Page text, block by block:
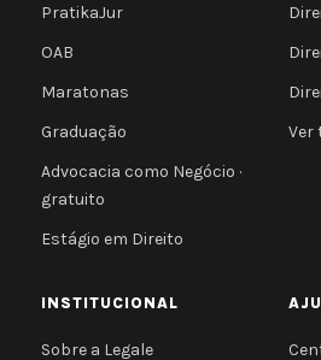
PratikaJur
OAB
Maratonas
Graduação
Advocacia como Negócio ·
gratuito
Estágio em Direito
Ver
INSTITUCIONAL
Sobre a Legale